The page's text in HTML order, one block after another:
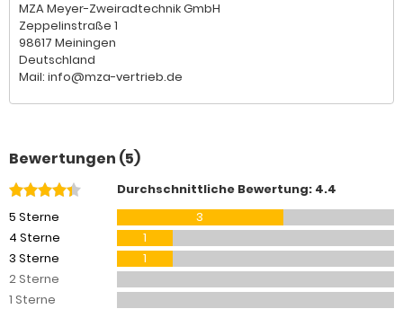
MZA Meyer-Zweiradtechnik GmbH
Zeppelinstraße 1
98617 Meiningen
Deutschland
Mail: info@mza-vertrieb.de
Bewertungen (5)
Durchschnittliche Bewertung: 4.4
5 Sterne
3
4 Sterne
1
3 Sterne
1
2 Sterne
1 Sterne